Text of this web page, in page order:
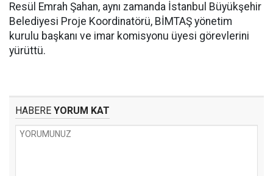
Resül Emrah Şahan, aynı zamanda İstanbul Büyükşehir
Belediyesi Proje Koordinatörü, BİMTAŞ yönetim
kurulu başkanı ve imar komisyonu üyesi görevlerini
yürüttü.
HABERE YORUM KAT